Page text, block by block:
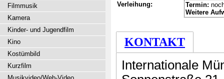
Verleihung: Termin:
Weitere
KONTAKT
Internationale
Filmmusik
Kamera
Kinder- und Jugendfilm
Kino
Kostümbild
Kurzfilm